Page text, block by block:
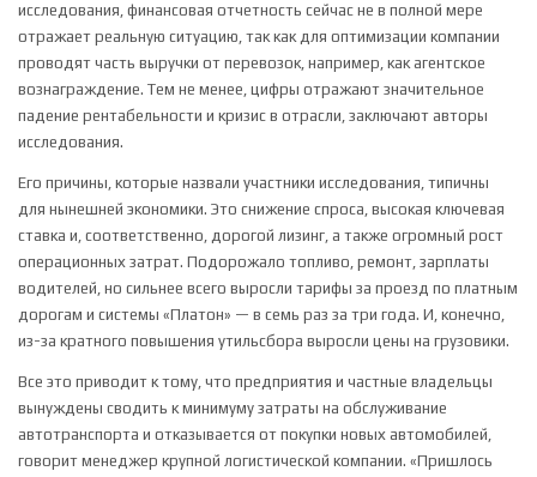
исследования, финансовая отчетность сейчас не в полной мере
отражает реальную ситуацию, так как для оптимизации компании
проводят часть выручки от перевозок, например, как агентское
вознаграждение. Тем не менее, цифры отражают значительное
падение рентабельности и кризис в отрасли, заключают авторы
исследования.
Его причины, которые назвали участники исследования, типичны
для нынешней экономики. Это снижение спроса, высокая ключевая
ставка и, соответственно, дорогой лизинг, а также огромный рост
операционных затрат. Подорожало топливо, ремонт, зарплаты
водителей, но сильнее всего выросли тарифы за проезд по платным
дорогам и системы «Платон» — в семь раз за три года. И, конечно,
из-за кратного повышения утильсбора выросли цены на грузовики.
Все это приводит к тому, что предприятия и частные владельцы
вынуждены сводить к минимуму затраты на обслуживание
автотранспорта и отказывается от покупки новых автомобилей,
говорит менеджер крупной логистической компании. «Пришлось